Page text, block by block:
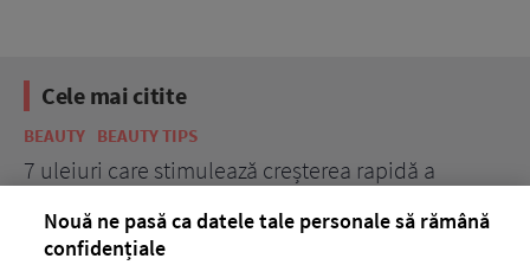
Cele mai citite
BEAUTY BEAUTY TIPS
7 uleiuri care stimulează creșterea rapidă a
Nouă ne pasă ca datele tale personale să rămână
confidențiale